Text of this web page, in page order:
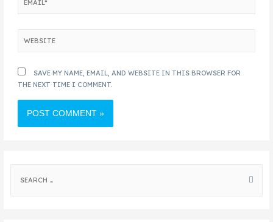
SAVE MY NAME, EMAIL, AND WEBSITE IN THIS BROWSER FOR
THE NEXT TIME I COMMENT.